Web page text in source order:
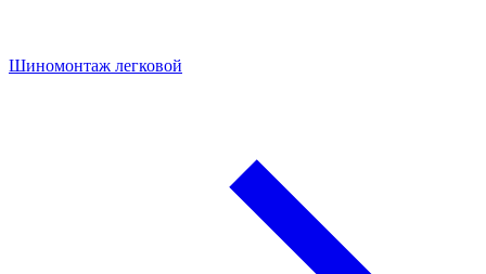
Шиномонтаж легковой